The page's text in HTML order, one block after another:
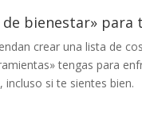
bienestar»
crear una lista de
tengas para
si te sientes bien.